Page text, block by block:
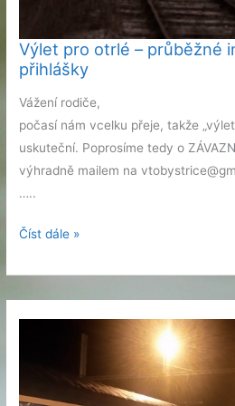
Výlet pro otrlé – průběžné
přihlášky
Vážení rodiče,
počasí nám vcelku přeje, takže
uskuteční. Poprosíme tedy o
výhradně mailem na
…..
Výlet
otrlé
–
průběžné
přihlášky
Číst dále »